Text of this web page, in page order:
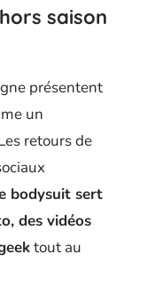
saison
présentent
un
retours de
bodysuit sert
des vidéos
tout au